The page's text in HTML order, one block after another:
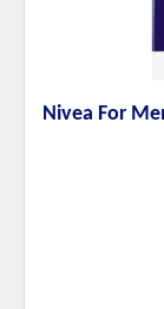
Nivea For